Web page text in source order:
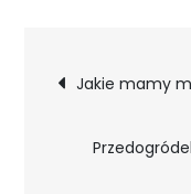
wpisu
Jakie mamy